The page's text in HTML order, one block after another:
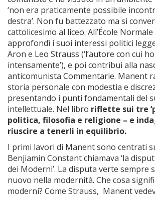
‘non era praticamente possibile
destra’. Non fu battezzato ma si
cattolicesimo al liceo. All’École
approfondì i suoi interessi politici
Aron e Leo Strauss (‘l’autore con cui
intensamente’), e poi contribuì alla
anticomunista Commentarie. Manent
storia personale con modestia e
presentando i punti fondamentali del
intellettuale. Nel libro riflette sui tre
politica, filosofia e religione – e
riuscire a tenerli in equilibrio.
I primi lavori di Manent sono centrati
Benjiamin Constant chiamava ‘la
dei Moderni’. La disputa verte sempre
nuovo nella modernità. Che cosa
moderni? Come Strauss, Manent